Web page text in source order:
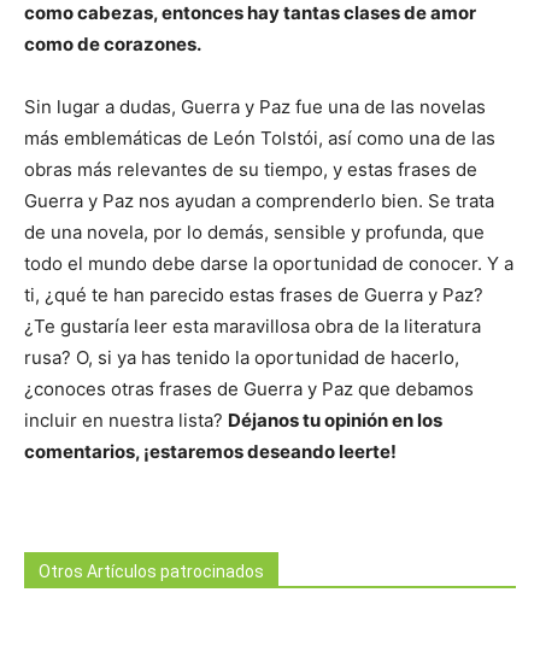
como cabezas, entonces hay tantas clases de amor
como de corazones.
Sin lugar a dudas, Guerra y Paz fue una de las novelas
más emblemáticas de León Tolstói, así como una de las
obras más relevantes de su tiempo, y estas frases de
Guerra y Paz nos ayudan a comprenderlo bien. Se trata
de una novela, por lo demás, sensible y profunda, que
todo el mundo debe darse la oportunidad de conocer. Y a
ti, ¿qué te han parecido estas frases de Guerra y Paz?
¿Te gustaría leer esta maravillosa obra de la literatura
rusa? O, si ya has tenido la oportunidad de hacerlo,
¿conoces otras frases de Guerra y Paz que debamos
incluir en nuestra lista? Déjanos tu opinión en los
comentarios, ¡estaremos deseando leerte!
Otros Artículos patrocinados